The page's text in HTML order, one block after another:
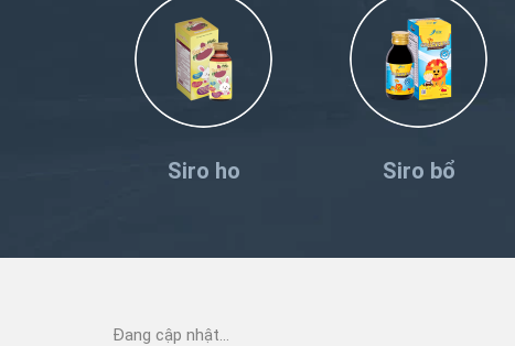
Siro ho Siro bổ
Đang cập nhật...